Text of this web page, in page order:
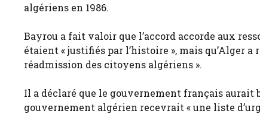
algériens en 1986.
Bayrou a fait valoir que l’accord accorde aux
étaient « justifiés par l’histoire », mais qu’Alger
réadmission des citoyens algériens ».
Il a déclaré que le gouvernement français aurait
gouvernement algérien recevrait « une liste